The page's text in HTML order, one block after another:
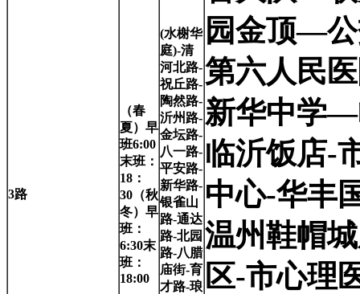
3路
（春
夏）早
班6:00
末班：
18：
30（秋
冬）早
班：
6:30末
班：
18:00
(水榭华
庭)-清
河北路-
祝丘路-
陶然路-
沂州路-
金坛路-
八一路-
平安路-
新华路-
银雀山
路-通达
路-北园
路-八腊
庙街-育
才路-琅
园金顶—
第六人民
新华中学
临沂饭店-
中心-华丰
温州鞋帽
区-市心理